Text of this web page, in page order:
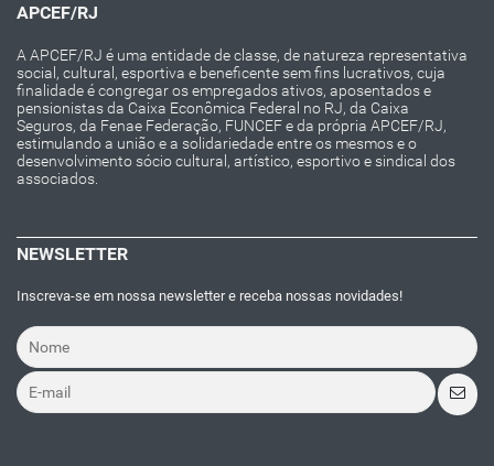
APCEF/RJ
A APCEF/RJ é uma entidade de classe, de natureza representativa
social, cultural, esportiva e beneficente sem fins lucrativos, cuja
finalidade é congregar os empregados ativos, aposentados e
pensionistas da Caixa Econômica Federal no RJ, da Caixa
Seguros, da Fenae Federação, FUNCEF e da própria APCEF/RJ,
estimulando a união e a solidariedade entre os mesmos e o
desenvolvimento sócio cultural, artístico, esportivo e sindical dos
associados.
NEWSLETTER
Inscreva-se em nossa newsletter e receba nossas novidades!